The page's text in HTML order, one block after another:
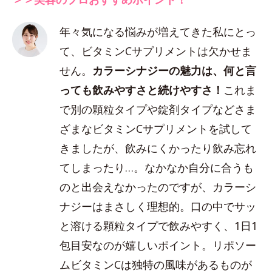
年々気になる悩みが増えてきた私にとっ
て、ビタミンCサプリメントは欠かせま
せん。 カラーシナジーの魅力は、何と言
っても飲みやすさと続けやすさ！ これま
で別の顆粒タイプや錠剤タイプなどさま
ざまなビタミンCサプリメントを試して
きましたが、飲みにくかったり飲み忘れ
てしまったり…。なかなか自分に合うも
のと出会えなかったのですが、カラーシ
ナジーはまさしく理想的。口の中でサッ
と溶ける顆粒タイプで飲みやすく、1日1
包目安なのが嬉しいポイント。リポソー
ムビタミンCは独特の風味があるものが